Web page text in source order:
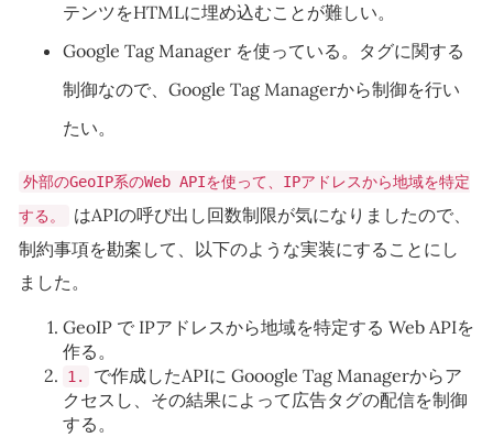
テンツをHTMLに埋め込むことが難しい。
Google Tag Manager を使っている。タグに関する
制御なので、Google Tag Managerから制御を行い
たい。
外部のGeoIP系のWeb APIを使って、IPアドレスから地域を特定
する。
はAPIの呼び出し回数制限が気になりましたので、
制約事項を勘案して、以下のような実装にすることにし
ました。
GeoIP で IPアドレスから地域を特定する Web APIを
作る。
1.
で作成したAPIに Gooogle Tag Managerからア
クセスし、その結果によって広告タグの配信を制御
する。